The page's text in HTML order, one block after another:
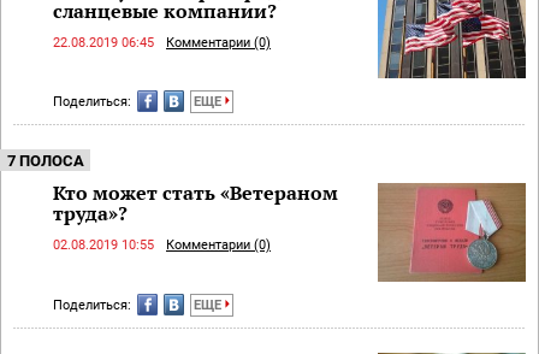
сланцевые компании?
22.08.2019 06:45 Комментарии (0)
Поделиться: ЕЩЕ
7 ПОЛОСА
Кто может стать «Ветераном
труда»?
02.08.2019 10:55 Комментарии (0)
Поделиться: ЕЩЕ